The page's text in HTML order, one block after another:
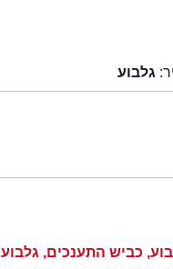
גלבוע
כביש התענכים, גלבוע